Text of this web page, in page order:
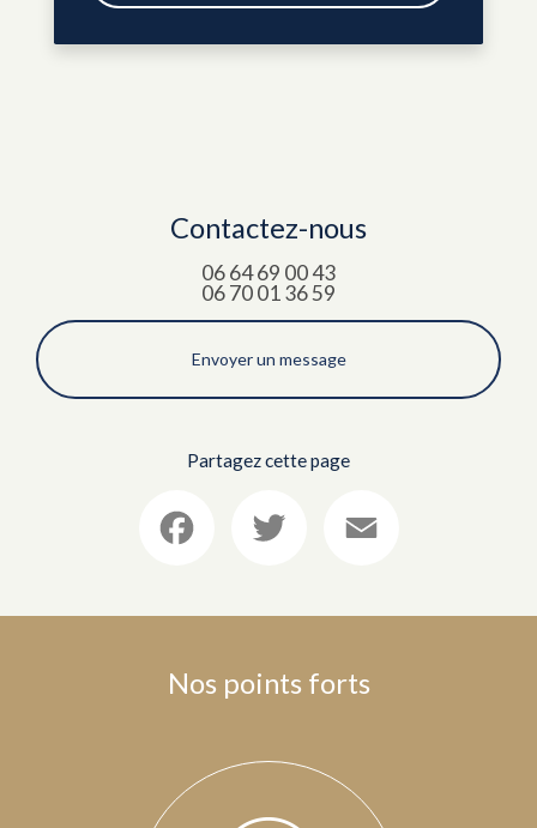
Contactez-nous
06 64 69 00 43
06 70 01 36 59
Envoyer un message
Partagez cette page
Nos points forts